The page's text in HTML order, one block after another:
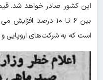
این کشور صادر خواهد شد.
بین ۶ تا ۱۰ درصد
است که به شرکت‌های اروپایی